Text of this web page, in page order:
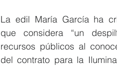
La edil María García ha
que considera “un
recursos públicos al
del contrato para la